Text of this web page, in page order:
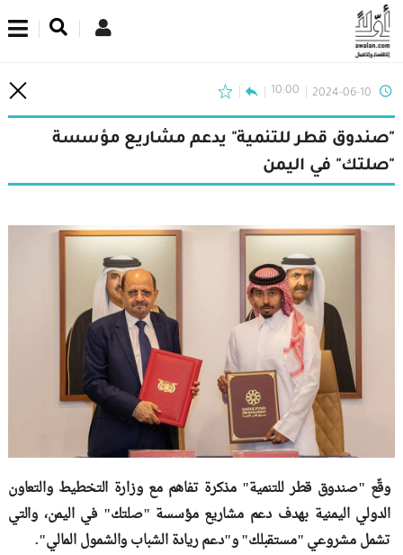
2024-06-10
10:00
"صندوق قطر للتنمية" يدعم مشاريع مؤسسة
"صلتك" في اليمن
وقّع "صندوق قطر للتنمية" مذكرة تفاهم مع وزارة التخطيط والتعاون
الدولي اليمنية بهدف دعم مشاريع مؤسسة "صلتك" في اليمن، والتي
تشمل مشروعي "مستقبلك" و"دعم ريادة الشباب والشمول المالي".
اشترك في نشرتنا الإخبارية